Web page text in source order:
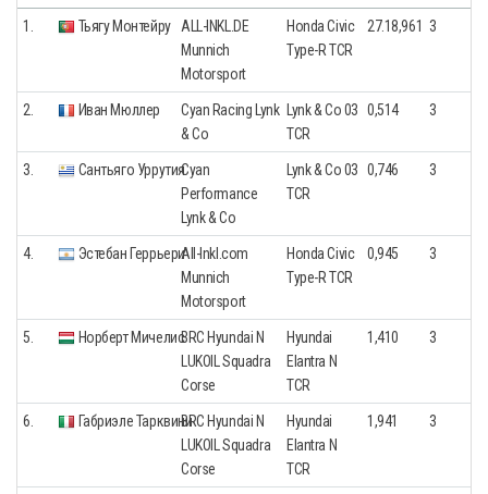
1. Тьягу Монтейру
ALL-INKL.DE
Munnich
Motorsport
Honda Civic
Type-R TCR
27.18,961 3
2. Иван Мюллер
Cyan Racing Lynk
& Co
Lynk & Co 03
TCR
0,514 3
3. Сантьяго УррутияCyan
Performance
Lynk & Co
Lynk & Co 03
TCR
0,746 3
4. Эстебан ГеррьериAll-Inkl.com
Munnich
Motorsport
Honda Civic
Type-R TCR
0,945 3
5. Норберт МичелисBRC Hyundai N
LUKOIL Squadra
Corse
Hyundai
Elantra N
TCR
1,410 3
6. Габриэле ТарквиниBRC Hyundai N
LUKOIL Squadra
Corse
Hyundai
Elantra N
TCR
1,941 3